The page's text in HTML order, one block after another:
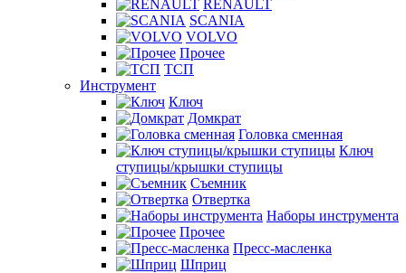
RENAULT
SCANIA
VOLVO
Прочее
ТСП
Инструмент
Ключ
Домкрат
Головка сменная
Ключ
ступицы/крышки ступицы
Съемник
Отвертка
Наборы инструмента
Прочее
Пресс-масленка
Шприц